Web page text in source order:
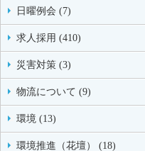
日曜例会 (7)
求人採用 (410)
災害対策 (3)
物流について (9)
環境 (13)
環境推進（花壇） (18)